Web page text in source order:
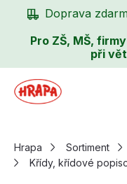
Doprava
Pro ZŠ, MŠ,
při
Hrapa Sortiment
Křídy, křídové